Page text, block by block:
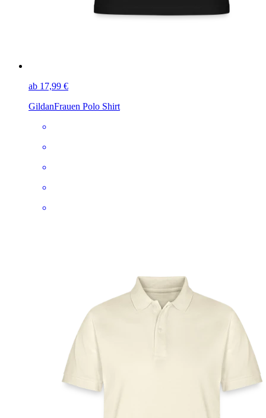
ab 17,99 €
GildanFrauen Polo Shirt